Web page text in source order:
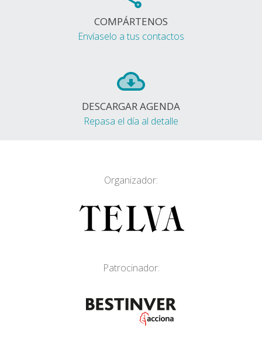
COMPÁRTENOS
Envíaselo a tus contactos
DESCARGAR AGENDA
Repasa el día al detalle
Organizador:
Patrocinador: